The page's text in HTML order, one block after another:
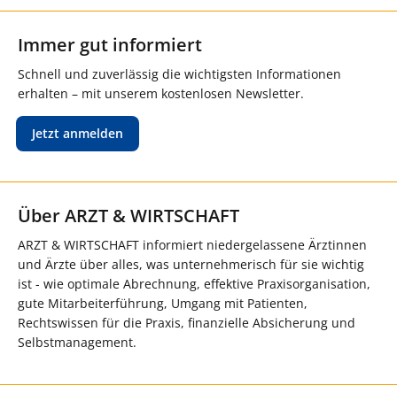
Immer gut informiert
Schnell und zuverlässig die wichtigsten Informationen
erhalten – mit unserem kostenlosen Newsletter.
Jetzt anmelden
Über ARZT & WIRTSCHAFT
ARZT & WIRTSCHAFT informiert niedergelassene Ärztinnen
und Ärzte über alles, was unternehmerisch für sie wichtig
ist - wie optimale Abrechnung, effektive Praxisorganisation,
gute Mitarbeiterführung, Umgang mit Patienten,
Rechtswissen für die Praxis, finanzielle Absicherung und
Selbstmanagement.